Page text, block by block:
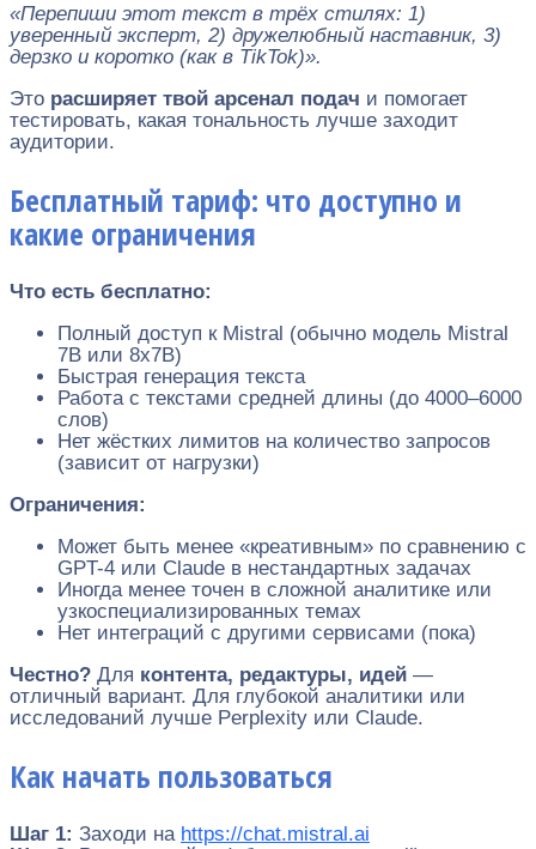
«Перепиши этот текст в трёх стилях: 1)
уверенный эксперт, 2) дружелюбный наставник, 3)
дерзко и коротко (как в TikTok)».
Это расширяет твой арсенал подач и помогает
тестировать, какая тональность лучше заходит
аудитории.
Бесплатный тариф: что доступно и
какие ограничения
Что есть бесплатно:
Полный доступ к Mistral (обычно модель Mistral
7B или 8x7B)
Быстрая генерация текста
Работа с текстами средней длины (до 4000–6000
слов)
Нет жёстких лимитов на количество запросов
(зависит от нагрузки)
Ограничения:
Может быть менее «креативным» по сравнению с
GPT-4 или Claude в нестандартных задачах
Иногда менее точен в сложной аналитике или
узкоспециализированных темах
Нет интеграций с другими сервисами (пока)
Честно? Для контента, редактуры, идей —
отличный вариант. Для глубокой аналитики или
исследований лучше Perplexity или Claude.
Как начать пользоваться
Шаг 1: Заходи на https://chat.mistral.ai